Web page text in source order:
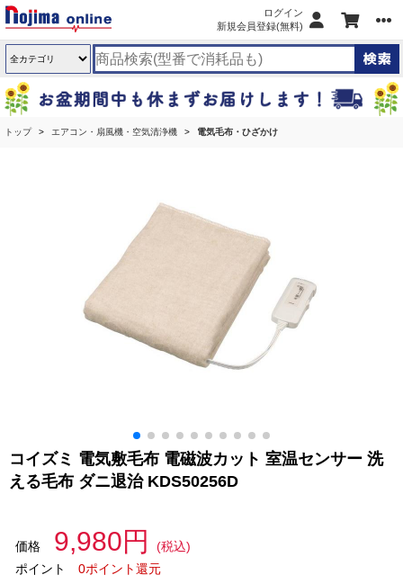
ログイン
新規会員登録(無料)
トップ エアコン・扇風機・空気清浄機 電気毛布・ひざかけ
コイズミ 電気敷毛布 電磁波カット 室温センサー 洗
える毛布 ダニ退治 KDS50256D
価格 9,980円
(税込)
ポイント
0ポイント還元